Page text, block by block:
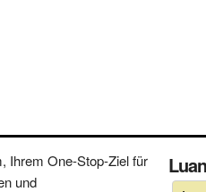
Ihrem One-Stop-Ziel für
und